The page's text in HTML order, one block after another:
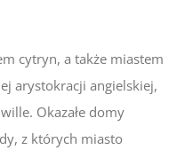
cytryn, a także miastem
arystokracji angielskiej,
Okazałe domy
z których miasto